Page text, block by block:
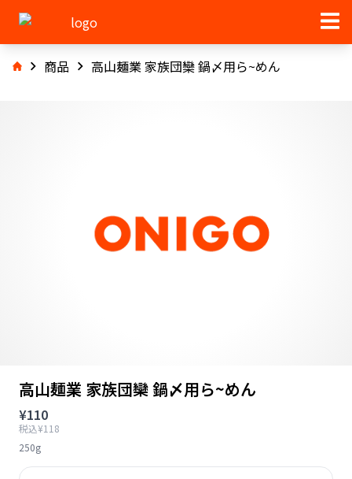
商品 高山麺業 家族団欒 鍋〆用ら~めん
高山麺業 家族団欒 鍋〆用ら~めん
¥110
税込¥118
250g